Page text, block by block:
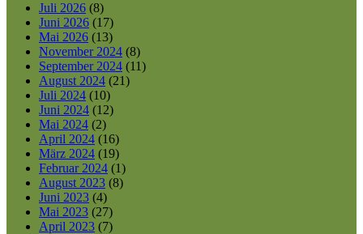
Juli 2026 (8)
Juni 2026 (17)
Mai 2026 (13)
November 2024 (8)
September 2024 (11)
August 2024 (21)
Juli 2024 (10)
Juni 2024 (12)
Mai 2024 (2)
April 2024 (16)
März 2024 (19)
Februar 2024 (1)
August 2023 (8)
Juni 2023 (4)
Mai 2023 (27)
April 2023 (7)